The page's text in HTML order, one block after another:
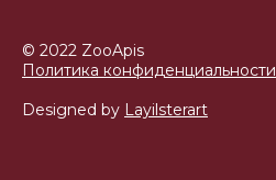
© 2022 ZooApis
Политика конфиденциальности
Designed by Layilsterart